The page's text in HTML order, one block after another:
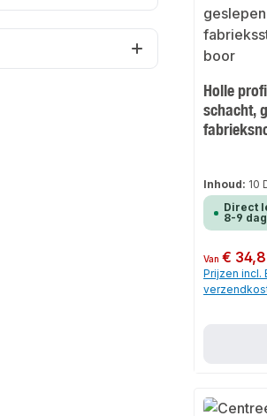
Holle
schacht,
Inhoud: 10
Direct
8-9
Normale prijs:
Van€
Prijzen incl.